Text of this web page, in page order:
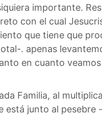
importante.
con el cual
que tiene que
. apenas
en cuanto
Familia, al
está junto al